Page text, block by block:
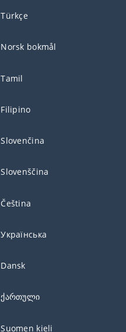
Türkçe
Norsk bokmål
Tamil
Filipino
Slovenčina
Slovenščina
Čeština
Українська
Dansk
ქართული
Suomen kieli